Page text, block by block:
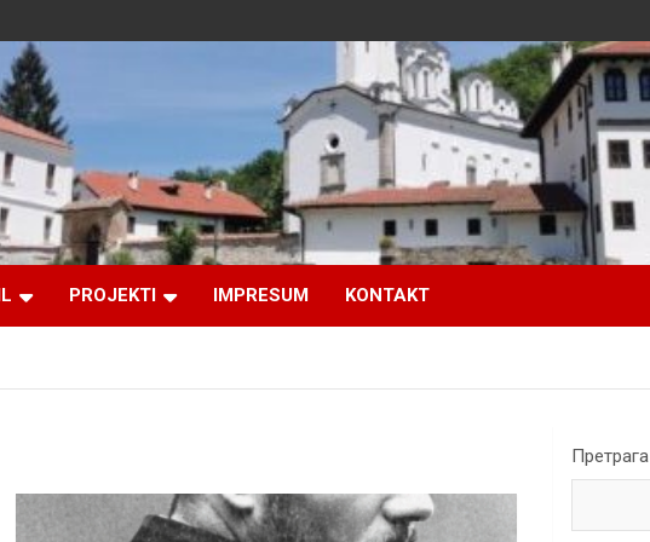
PROJEKTI IMPRESUM KONTAKT
Претрага